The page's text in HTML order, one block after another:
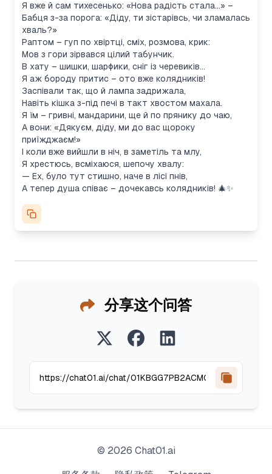
Я вже й сам тихесенько: «Нова радість стала…» –
Бабця з-за порога: «Діду, ти зістарівсь, чи зламалась
хваль?»
Раптом – гуп по хвіртці, сміх, розмова, крик:
Мов з гори зірвався цілий табунчик.
В хату – шишки, шарфики, сніг із черевиків…
Я аж бороду притис – ото вже колядників!
Заспівали так, що й лампа задрижала,
Навіть кішка з-під печі в такт хвостом махала.
Я їм – гривні, мандарини, ще й по прянику до чаю,
А вони: «Дякуєм, діду, ми до вас щороку
приїжджаєм!»
І коли вже вийшли в ніч, в заметіль та млу,
Я хрестюсь, всміхаюся, шепочу хвалу:
— Ех, було тут стишно, наче в лісі пнів,
А тепер душа співає – дочекавсь колядників! 🎄✨
分享这个问答
© 2026 Chat01.ai